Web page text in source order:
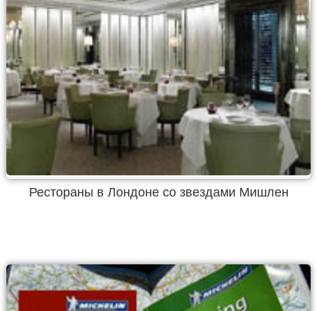
Рестораны в Лондоне со звездами Мишлен